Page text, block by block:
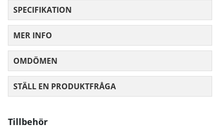
SPECIFIKATION
MER INFO
OMDÖMEN
STÄLL EN PRODUKTFRÅGA
Tillbehör